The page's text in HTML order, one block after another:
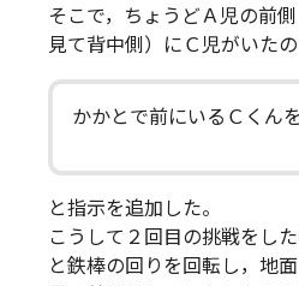
そこで，ちょうどＡ児の前
見て背中側）にＣ児がいたの
かかとで前にいるＣくん
と指示を追加した。
こうして２回目の挑戦をし
と鉄棒の回りを回転し，地